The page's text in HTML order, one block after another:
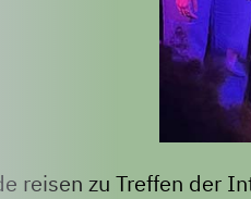
reisen zu Treffen der